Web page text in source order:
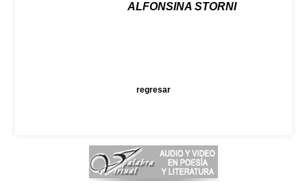
ALFONSINA STORNI
regresar